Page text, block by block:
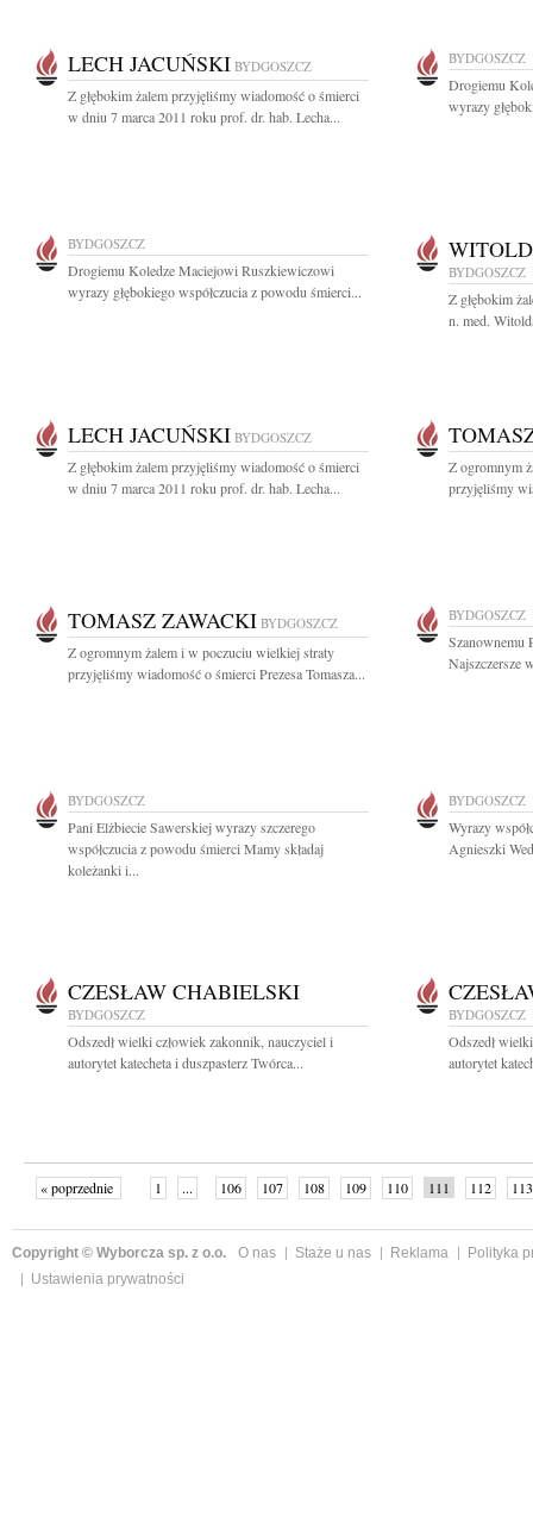
LECH JACUŃSKI BYDGOSZCZ
Z głębokim żalem przyjęliśmy wiadomość o śmierci
w dniu 7 marca 2011 roku prof. dr. hab. Lecha...
BYDGOSZCZ
Drogiemu
wyrazy
BYDGOSZCZ
Drogiemu Koledze Maciejowi Ruszkiewiczowi
wyrazy głębokiego współczucia z powodu śmierci...
BYDGOSZCZ
Z głębokim
n. med.
LECH JACUŃSKI BYDGOSZCZ
Z głębokim żalem przyjęliśmy wiadomość o śmierci
w dniu 7 marca 2011 roku prof. dr. hab. Lecha...
Z ogromnym
przyjęliśmy
TOMASZ ZAWACKI BYDGOSZCZ
Z ogromnym żalem i w poczuciu wielkiej straty
przyjęliśmy wiadomość o śmierci Prezesa Tomasza...
BYDGOSZCZ
Szanownemu
Najszczersze
BYDGOSZCZ
Pani Elżbiecie Sawerskiej wyrazy szczerego
współczucia z powodu śmierci Mamy składaj
koleżanki i...
BYDGOSZCZ
Wyrazy
Agnieszki
CZESŁAW CHABIELSKI
BYDGOSZCZ
Odszedł wielki człowiek zakonnik, nauczyciel i
autorytet katecheta i duszpasterz Twórca...
BYDGOSZCZ
Odszedł
autorytet
« poprzednie 1 ... 106 107 108 109 110 111 112
113
Copyright © Wyborcza sp. z o.o. O nas Staże u nas Reklama
Polityka
Ustawienia prywatności